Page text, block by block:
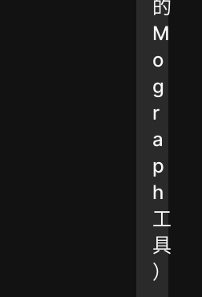
的
M
o
g
r
a
p
h
工
具
）